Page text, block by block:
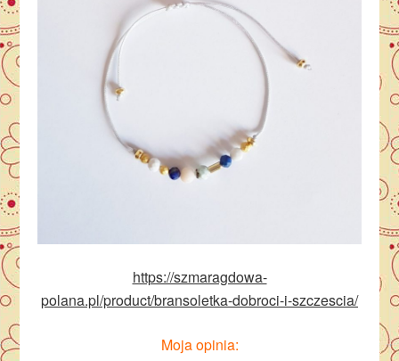
https://szmaragdowa-
polana.pl/product/bransoletka-dobroci-i-szczescia/
Moja opinia: